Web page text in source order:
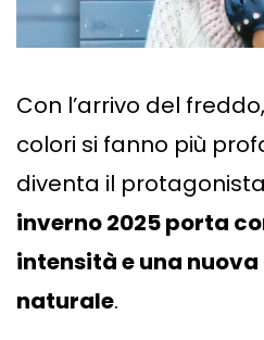
Con l’arrivo del
colori si fanno più
diventa il
inverno 2025 porta
intensità e una
naturale.